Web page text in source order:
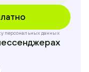
персональных данных